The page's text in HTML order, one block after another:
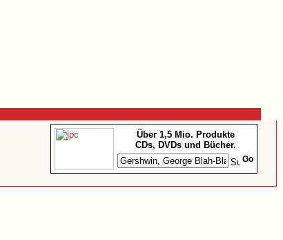
Über 1,5 Mio. Produkte
CDs, DVDs und Bücher.
Go